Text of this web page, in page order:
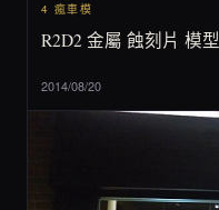
4 瘋車模
R2D2 金屬 蝕刻片 模型
2014/08/20